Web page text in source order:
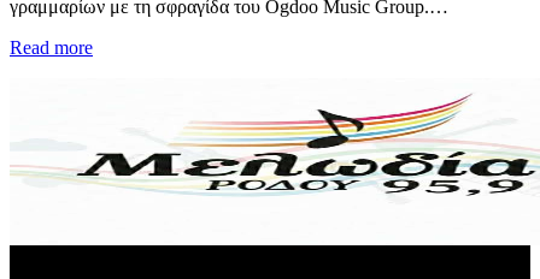
γραμμαρίων με τη σφραγίδα του Ogdoo Music Group.…
Read more